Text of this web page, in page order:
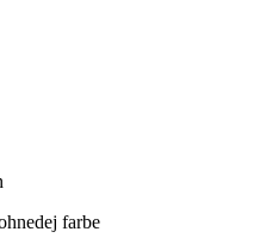
farbe